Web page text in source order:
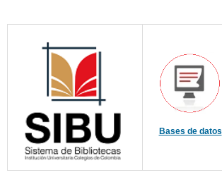
Bases de datos